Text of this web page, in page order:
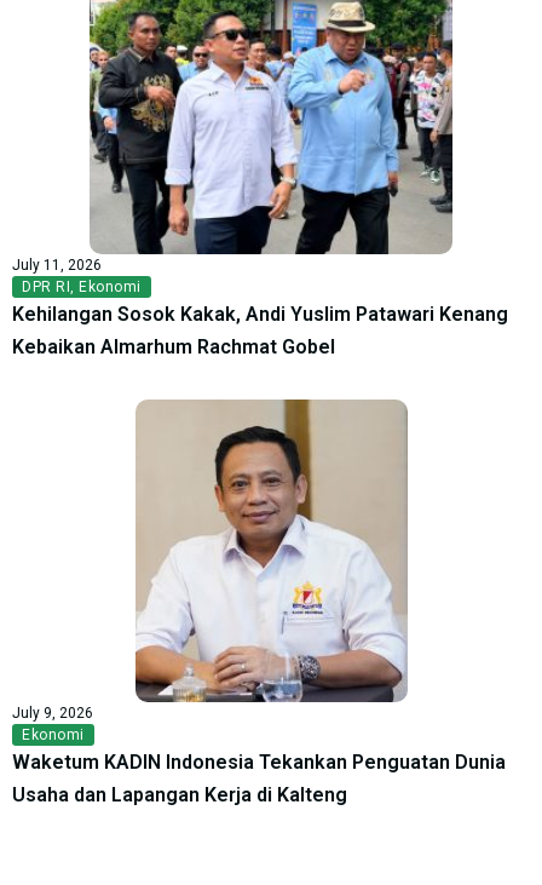
July 11, 2026
DPR RI , Ekonomi
Kehilangan Sosok Kakak, Andi Yuslim Patawari Kenang
Kebaikan Almarhum Rachmat Gobel
July 9, 2026
Ekonomi
Waketum KADIN Indonesia Tekankan Penguatan Dunia
Usaha dan Lapangan Kerja di Kalteng